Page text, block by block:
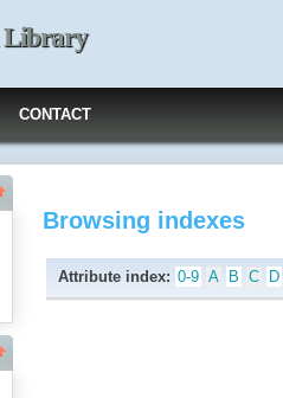
Library
CONTACT
Browsing indexes
Attribute index: 0-9 A B C D